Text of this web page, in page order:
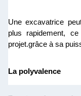
Une excavatrice
plus rapidement,
projet.grâce à sa
La polyvalence